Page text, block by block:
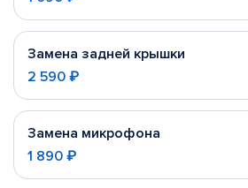
Замена задней крышки
2 590 ₽
Замена микрофона
1 890 ₽